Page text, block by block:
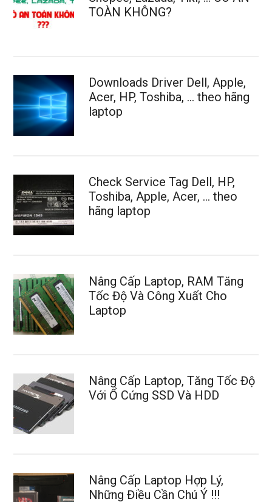
TOÀN KHÔNG?
Downloads Driver Dell, Apple,
Acer, HP, Toshiba, … theo hãng
laptop
Check Service Tag Dell, HP,
Toshiba, Apple, Acer, … theo
hãng laptop
Nâng Cấp Laptop, RAM Tăng
Tốc Độ Và Công Xuất Cho
Laptop
Nâng Cấp Laptop, Tăng Tốc Độ
Với Ổ Cứng SSD Và HDD
Nâng Cấp Laptop Hợp Lý,
Những Điều Cần Chú Ý !!!